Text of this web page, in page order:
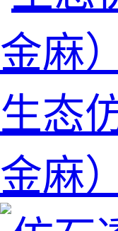
生态
金麻）